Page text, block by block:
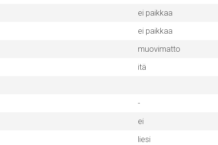
ei paikkaa
ei paikkaa
muovimatto
itä
-
ei
liesi